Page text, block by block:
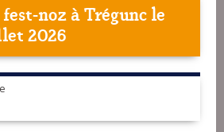
noz àTréguncle
2026